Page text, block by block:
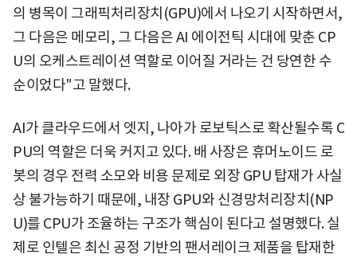
의 병목이 그래픽처리장치(GPU)에서 나오기 시작하면서,
그 다음은 메모리, 그 다음은 AI 에이전틱 시대에 맞춘 CP
U의 오케스트레이션 역할로 이어질 거라는 건 당연한 수
순이었다"고 말했다.
AI가 클라우드에서 엣지, 나아가 로보틱스로 확산될수록 C
PU의 역할은 더욱 커지고 있다. 배 사장은 휴머노이드 로
봇의 경우 전력 소모와 비용 문제로 외장 GPU 탑재가 사실
상 불가능하기 때문에, 내장 GPU와 신경망처리장치(NP
U)를 CPU가 조율하는 구조가 핵심이 된다고 설명했다. 실
제로 인텔은 최신 공정 기반의 팬서레이크 제품을 탑재한